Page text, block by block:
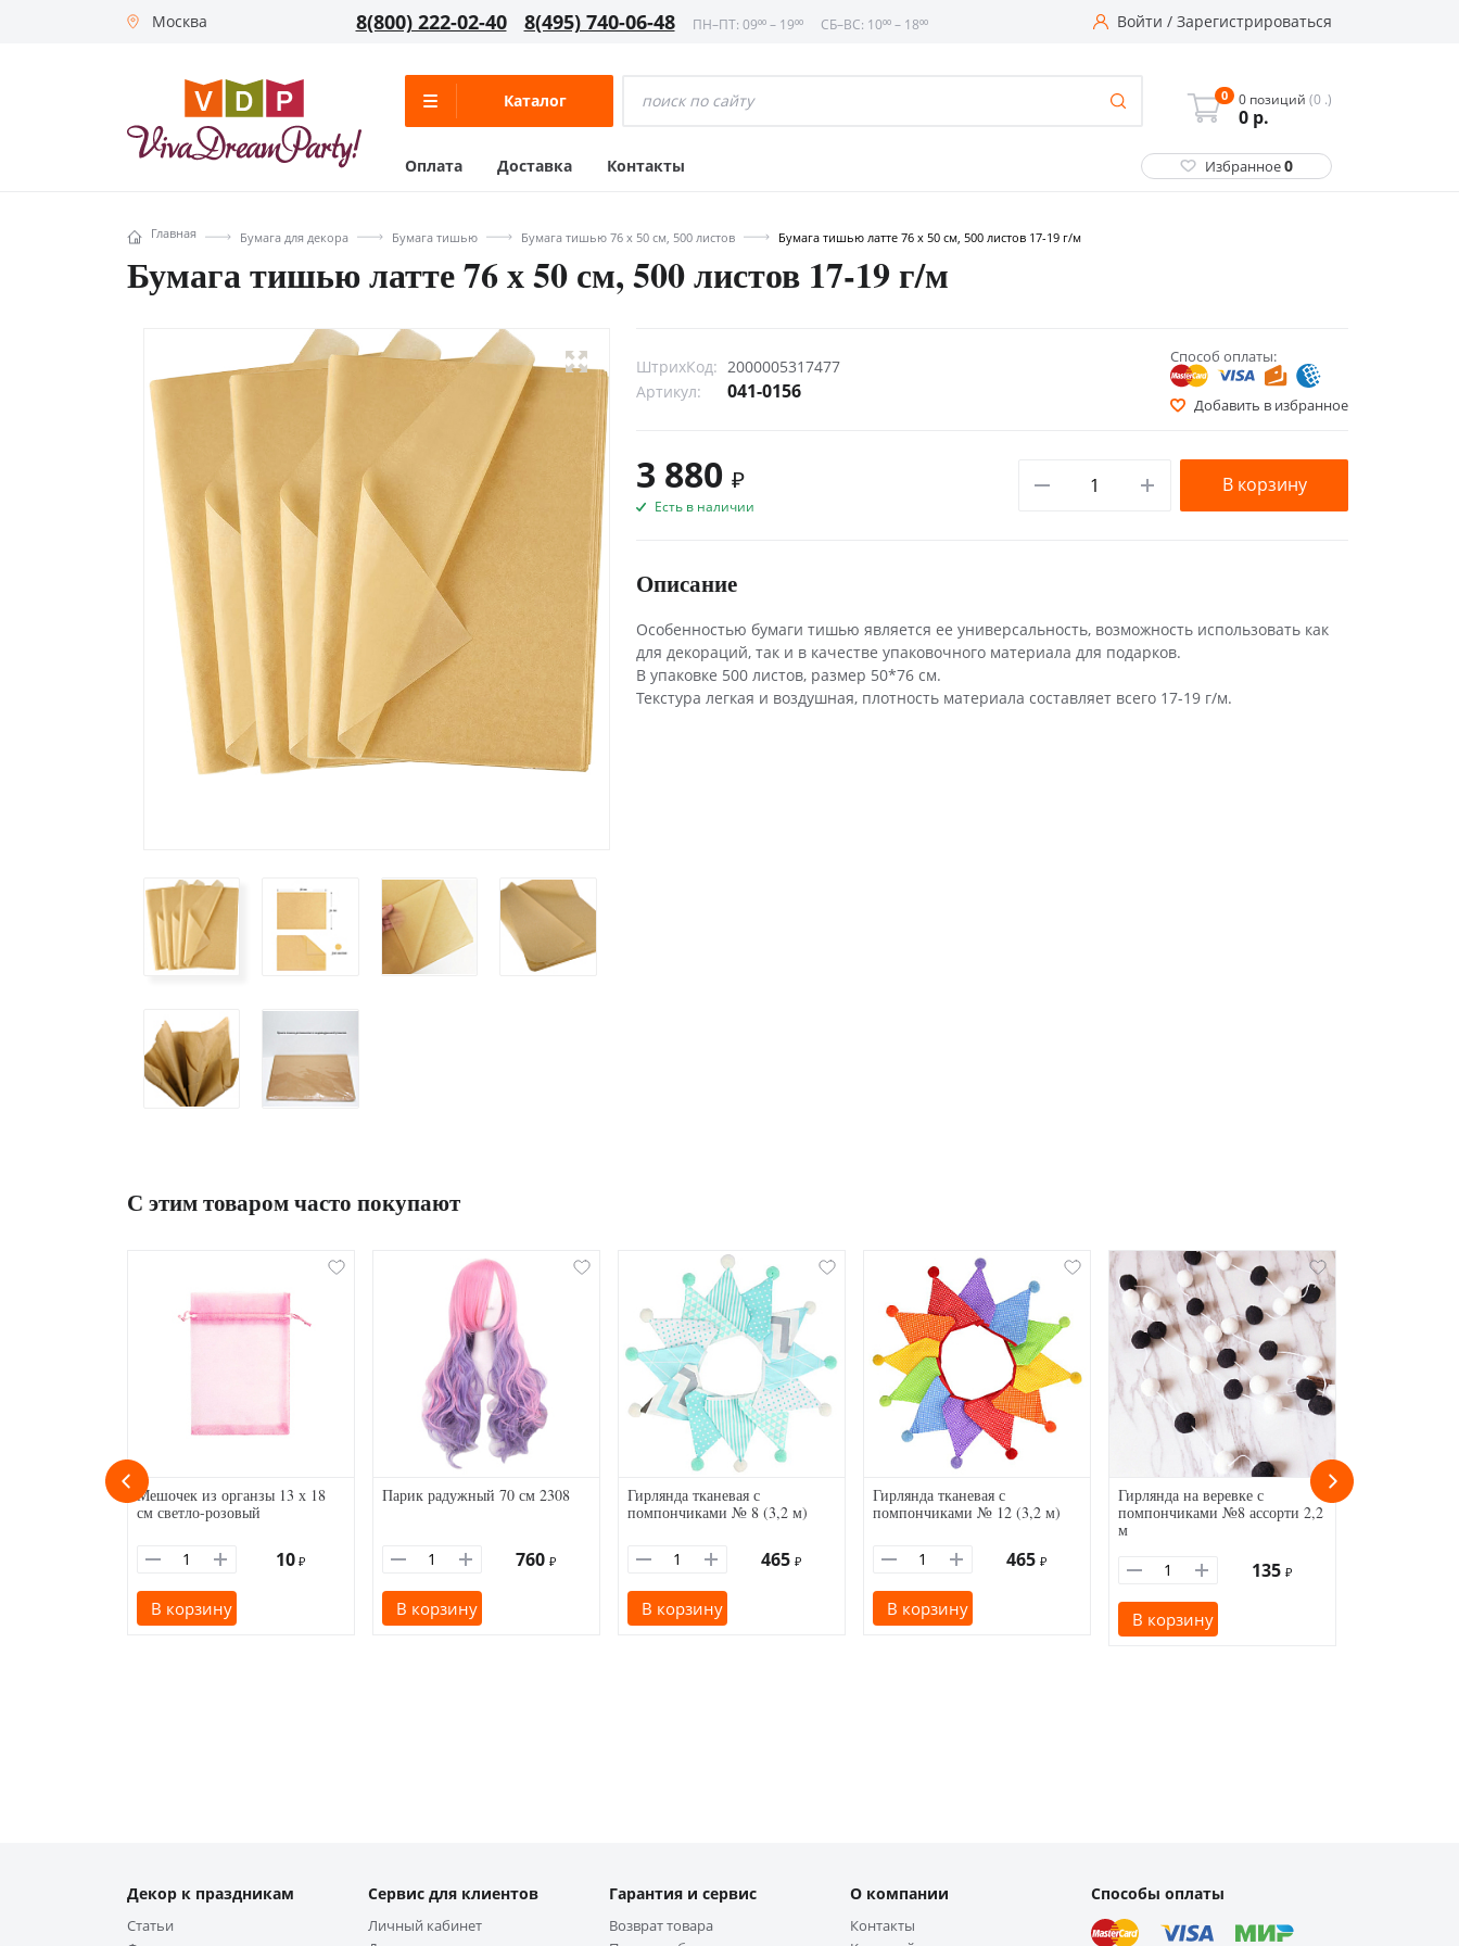
Москва 8(800) 222-02-40 8(495) 740-06-48 ПН–ПТ: 09⁰⁰ – 19⁰⁰ СБ–ВС: 10⁰⁰ – 18⁰⁰ Войти / Зарегистрироваться
Каталог 0 0 позиций (0 .)
0 р.
Оплата Доставка Контакты Избранное0
Главная Бумага для декора Бумага тишью Бумага тишью 76 х 50 см, 500 листов Бумага тишью латте 76 х 50 см, 500 листов 17-19 г/м
Бумага тишью латте 76 х 50 см, 500 листов 17-19 г/м
ШтрихКод: 2000005317477
Артикул:
041-0156
Способ оплаты:
Добавить в избранное
3 880 ₽
Есть в наличии
В корзину
Описание
Особенностью бумаги тишью является ее универсальность, возможность использовать как
для декораций, так и в качестве упаковочного материала для подарков.
В упаковке 500 листов, размер 50*76 см.
Текстура легкая и воздушная, плотность материала составляет всего 17-19 г/м.
С этим товаром часто покупают
Мешочек из органзы 13 х 18
см светло-розовый
10 ₽
В корзину
Парик радужный 70 см 2308
760 ₽
В корзину
Гирлянда тканевая с
помпончиками № 8 (3,2 м)
465 ₽
В корзину
Гирлянда тканевая с
помпончиками № 12 (3,2 м)
465 ₽
В корзину
Гирлянда на веревке с
помпончиками №8 ассорти 2,2
м
135 ₽
В корзину
Декор к праздникам
Статьи
Сервис для клиентов
Личный кабинет
Гарантия и сервис
Возврат товара
О компании
Контакты
Способы оплаты